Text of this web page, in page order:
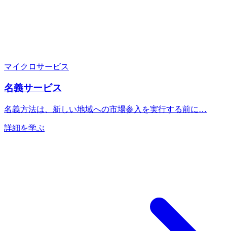
マイクロサービス
名義サービス
名義方法は、新しい地域への市場参入を実行する前に…
詳細を学ぶ